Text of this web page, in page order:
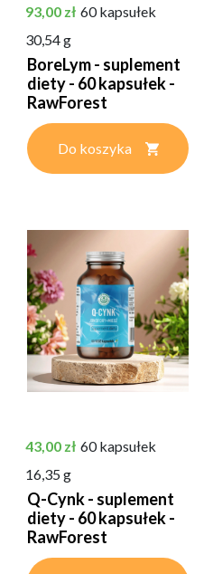
Cena
93,00 zł 60 kapsułek
30,54 g
BoreLym - suplement
diety - 60 kapsułek -
RawForest
Do koszyka
Cena
43,00 zł 60 kapsułek
16,35 g
Q-Cynk - suplement
diety - 60 kapsułek -
RawForest